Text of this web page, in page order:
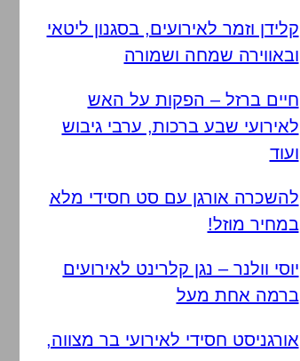
קלידן וזמר לאירועים, בסגנון ליטאי
ובאווירה שמחה ושמורה
חיים ברזל – הפקות על האש
לאירועי שבע ברכות, ערבי גיבוש
ועוד
להשכרה אורגן עם סט חסידי מלא
במחיר מוזל!
יוסי וולנר – נגן קלרינט לאירועים
ברמה אחת מעל
אורגניסט חסידי לאירועי בר מצווה,